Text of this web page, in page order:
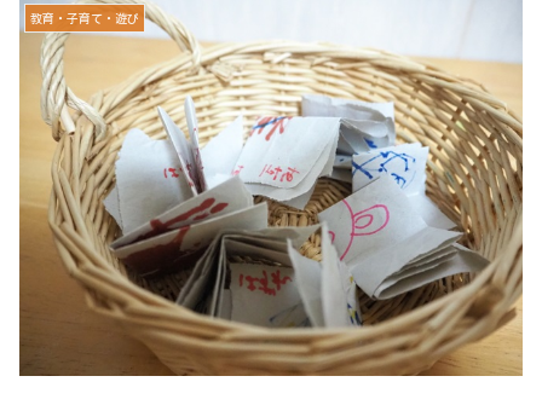
教育・子育て・遊び